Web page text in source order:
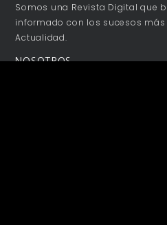
Somos una Revista Digital que
informado con los sucesos
Actualidad.
NOSOTROS